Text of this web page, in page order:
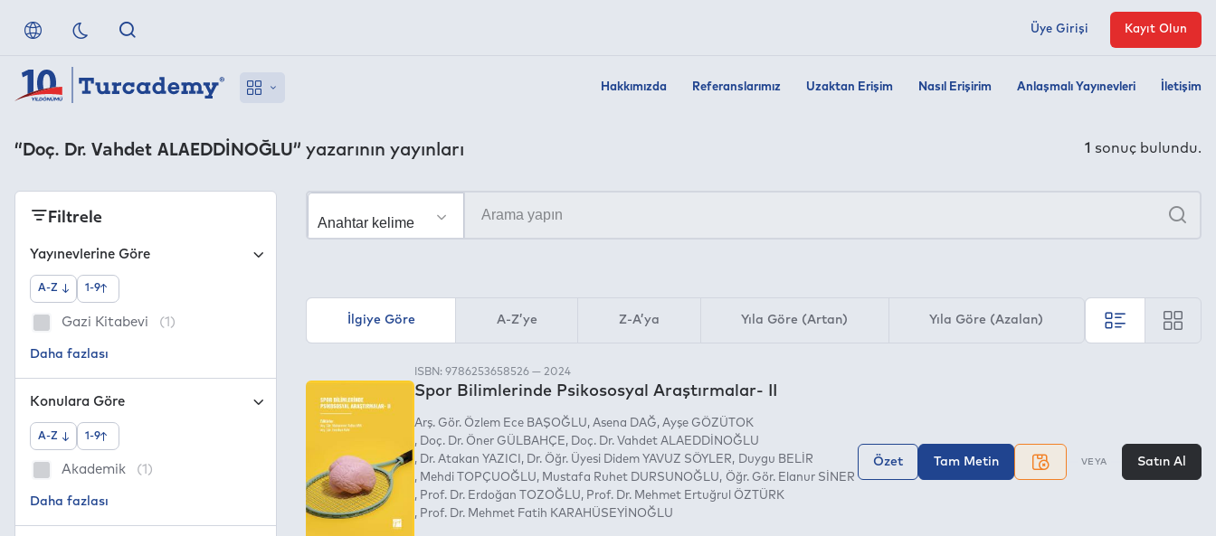
Hakkımızda Referanslarımız Uzaktan Erişim Nasıl Erişirim Anlaşmalı Yayınevleri İletişim
Üye Girişi Kayıt Olun
“Doç. Dr. Vahdet ALAEDDİNOĞLU” yazarının yayınları 1 sonuç bulundu.
Ara
İlgiye Göre A-Z’ye Z-A’ya Yıla Göre (Artan) Yıla Göre (Azalan)
ISBN: 9786253658526 — 2024
Spor Bilimlerinde Psikososyal Araştırmalar- II
Arş. Gör. Özlem Ece BAŞOĞLU Asena DAĞ Ayşe GÖZÜTOK
Doç. Dr. Öner GÜLBAHÇE
Doç. Dr. Vahdet ALAEDDİNOĞLU
Dr. Atakan YAZICI
Dr. Öğr. Üyesi Didem YAVUZ SÖYLER
Duygu BELİR
Mehdi TOPÇUOĞLU
Mustafa Ruhet DURSUNOĞLU
Öğr. Gör. Elanur SİNER
Prof. Dr. Erdoğan TOZOĞLU
Prof. Dr. Mehmet Ertuğrul ÖZTÜRK
Prof. Dr. Mehmet Fatih KARAHÜSEYİNOĞLU
Özet Tam Metin VEYA Satın Al
Filtrele
Yayınevlerine Göre
A-Z 1-9
Gazi Kitabevi (1)
Konulara Göre
A-Z 1-9
Akademik (1)